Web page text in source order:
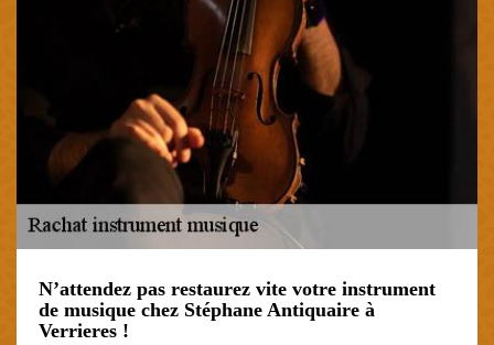
N’attendez pas restaurez vite votre instrument
de musique chez Stéphane Antiquaire à
Verrieres !